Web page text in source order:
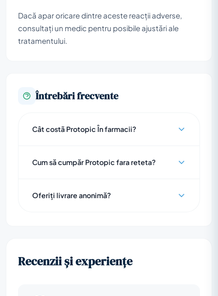
Dacă apar oricare dintre aceste reacții adverse,
consultați un medic pentru posibile ajustări ale
tratamentului.
Întrebări frecvente
Cât costã Protopic În farmacii?
Cum să cumpăr Protopic fara reteta?
Oferiți livrare anonimă?
Recenzii și experiențe